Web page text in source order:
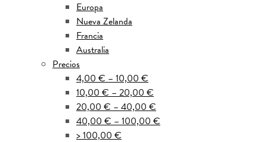
Europa
Nueva Zelanda
Francia
Australia
Precios
4,00 € – 10,00 €
10,00 € – 20,00 €
20,00 € – 40,00 €
40,00 € – 100,00 €
> 100,00 €